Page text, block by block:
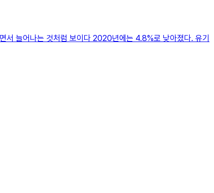
서 늘어나는 것처럼 보이다 2020년에는 4.8%로 낮아졌다. 유기